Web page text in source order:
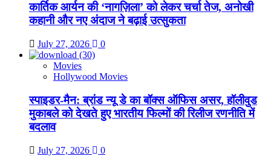
कार्तिक आर्यन की ‘नागज़िला’ को लेकर चर्चा तेज, अनोखी
कहानी और नए अंदाज ने बढ़ाई उत्सुकता
July 27, 2026 0
Movies
Hollywood Movies
स्पाइडर-मैन: ब्रांड न्यू डे का बॉक्स ऑफिस असर, हॉलीवुड
मुकाबले को देखते हुए भारतीय फिल्मों की रिलीज रणनीति में
बदलाव
July 27, 2026 0